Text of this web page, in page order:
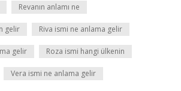
Revanın anlamı ne
gelir Riva ismi ne anlama gelir
gelir Roza ismi hangi ülkenin
Vera ismi ne anlama gelir